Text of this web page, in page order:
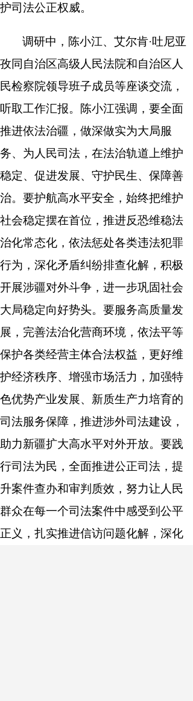
护司法公正权威。
调研中，陈小江、艾尔肯·吐尼亚
孜同自治区高级人民法院和自治区人
民检察院领导班子成员等座谈交流，
听取工作汇报。陈小江强调，要全面
推进依法治疆，做深做实为大局服
务、为人民司法，在法治轨道上维护
稳定、促进发展、守护民生、保障善
治。要护航高水平安全，始终把维护
社会稳定摆在首位，推进反恐维稳法
治化常态化，依法惩处各类违法犯罪
行为，深化矛盾纠纷排查化解，积极
开展涉疆对外斗争，进一步巩固社会
大局稳定向好势头。要服务高质量发
展，完善法治化营商环境，依法平等
保护各类经营主体合法权益，更好维
护经济秩序、增强市场活力，加强特
色优势产业发展、新质生产力培育的
司法服务保障，推进涉外司法建设，
助力新疆扩大高水平对外开放。要践
行司法为民，全面推进公正司法，提
升案件查办和审判质效，努力让人民
群众在每一个司法案件中感受到公平
正义，扎实推进信访问题化解，深化